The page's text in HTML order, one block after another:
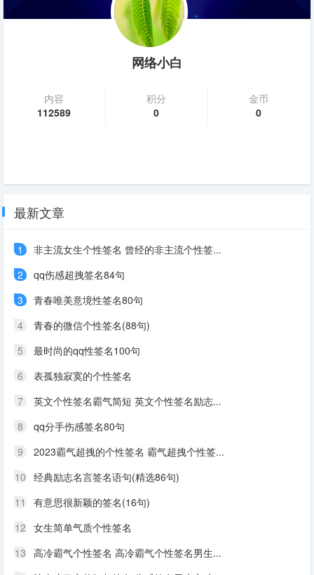
网络小白
内容
112589
积分
0
金币
0
最新文章
1
非主流女生个性签名 曾经的非主流个性签...
2
qq伤感超拽签名84句
3
青春唯美意境性签名80句
4
青春的微信个性签名(88句)
5
最时尚的qq性签名100句
6
表孤独寂寞的个性签名
7
英文个性签名霸气简短 英文个性签名励志...
8
qq分手伤感签名80句
9
2023霸气超拽的个性签名 霸气超拽个性签...
10 经典励志名言签名语句(精选86句)
11
有意思很新颖的签名(16句)
12 女生简单气质个性签名
13 高冷霸气个性签名 高冷霸气个性签名男生...